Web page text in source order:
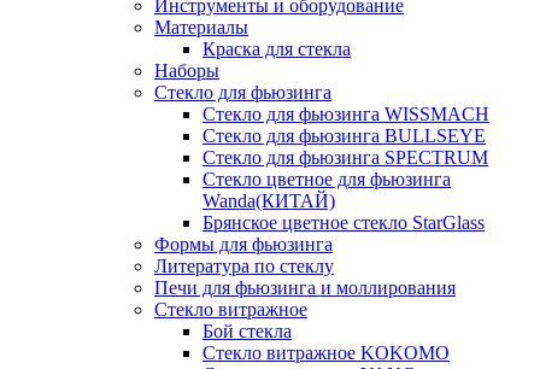
Инструменты и оборудование
Материалы
Краска для стекла
Наборы
Стекло для фьюзинга
Стекло для фьюзинга WISSMACH
Стекло для фьюзинга BULLSEYE
Стекло для фьюзинга SPECTRUM
Стекло цветное для фьюзинга
Wanda(КИТАЙ)
Брянское цветное стекло StarGlass
Формы для фьюзинга
Литература по стеклу
Печи для фьюзинга и моллирования
Стекло витражное
Бой стекла
Стекло витражное KOKOMO